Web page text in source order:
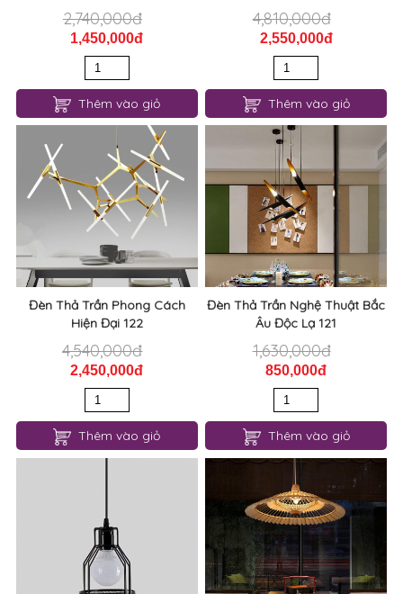
2,740,000đ
1,450,000đ
Thêm vào giỏ
4,810,000đ
2,550,000đ
Thêm vào giỏ
Đèn Thả Trần Phong Cách
Hiện Đại 122
4,540,000đ
2,450,000đ
Thêm vào giỏ
Đèn Thả Trần Nghệ Thuật Bắc
Âu Độc Lạ 121
1,630,000đ
850,000đ
Thêm vào giỏ